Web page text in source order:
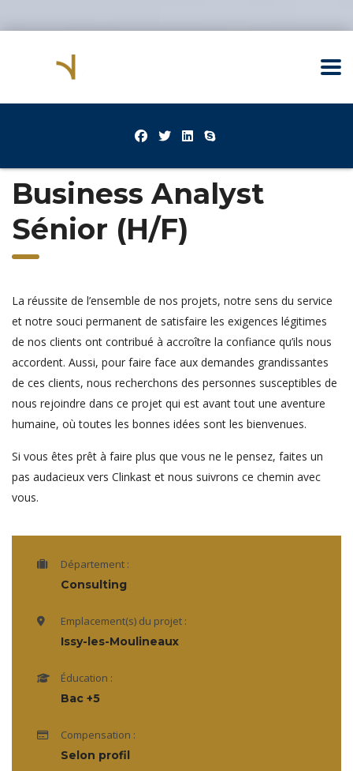
Business Analyst
Sénior (H/F)
La réussite de l’ensemble de nos projets, notre sens du service
et notre souci permanent de satisfaire les exigences légitimes
de nos clients ont contribué à accroître la confiance qu’ils nous
accordent. Aussi, pour faire face aux demandes grandissantes
de ces clients, nous recherchons des personnes susceptibles de
nous rejoindre dans ce projet qui est avant tout une aventure
humaine, où toutes les bonnes idées sont les bienvenues.
Si vous êtes prêt à faire plus que vous ne le pensez, faites un
pas audacieux vers Clinkast et nous suivrons ce chemin avec
vous.
Département :
Consulting
Emplacement(s) du projet :
Issy-les-Moulineaux
Éducation :
Bac +5
Compensation :
Selon profil